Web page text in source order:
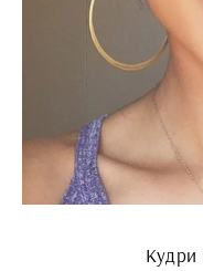
Кудри